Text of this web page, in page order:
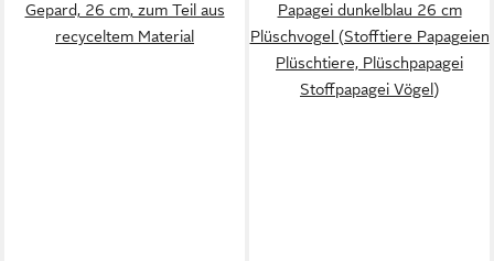
Gepard, 26 cm, zum Teil aus
recyceltem Material
Papagei dunkelblau 26 cm
Plüschvogel (Stofftiere Papageien
Plüschtiere, Plüschpapagei
Stoffpapagei Vögel)